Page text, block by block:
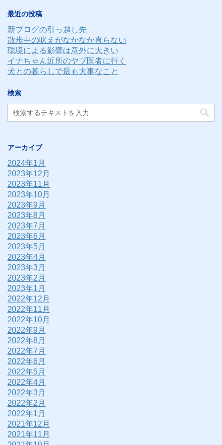
ス
最近の投稿
新ブログの引っ越し先
散歩中の吠えがなかなか直らない
環境による影響は意外に大きい
イナちゃん近所のヤブ医者に行く
犬との暮らしで最も大事なこと
検索
アーカイブ
2024年1月
2023年12月
2023年11月
2023年10月
2023年9月
2023年8月
2023年7月
2023年6月
2023年5月
2023年4月
2023年3月
2023年2月
2023年1月
2022年12月
2022年11月
2022年10月
2022年9月
2022年8月
2022年7月
2022年6月
2022年5月
2022年4月
2022年3月
2022年2月
2022年1月
2021年12月
2021年11月